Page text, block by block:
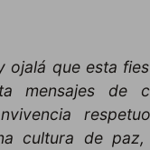
ojalá que esta
de
cultura de